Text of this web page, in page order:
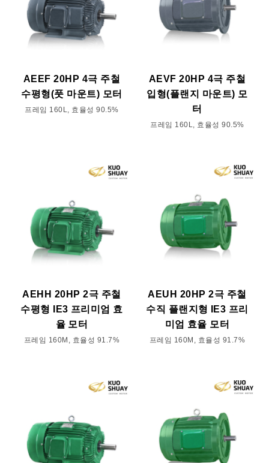
AEEF 20HP 4극 주철
수평형(풋 마운트) 모터
프레임 160L, 효율성 90.5%
AEVF 20HP 4극 주철
입형(플랜지 마운트) 모
터
프레임 160L, 효율성 90.5%
AEHH 20HP 2극 주철
수평형 IE3 프리미엄 효
율 모터
프레임 160M, 효율성 91.7%
AEUH 20HP 2극 주철
수직 플랜지형 IE3 프리
미엄 효율 모터
프레임 160M, 효율성 91.7%